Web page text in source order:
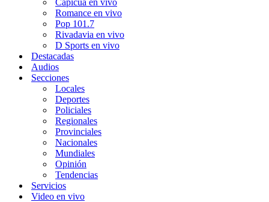
Capicúa en vivo
Romance en vivo
Pop 101.7
Rivadavia en vivo
D Sports en vivo
Destacadas
Audios
Secciones
Locales
Deportes
Policiales
Regionales
Provinciales
Nacionales
Mundiales
Opinión
Tendencias
Servicios
Video en vivo